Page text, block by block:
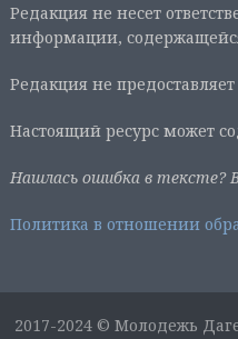
Редакция не несет
информации,
Редакция не
Настоящий ресурс может
Нашлась ошибка в тексте?
Политика в отношении
2017-2024 © Молодежь